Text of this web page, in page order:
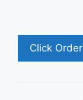
Click Order